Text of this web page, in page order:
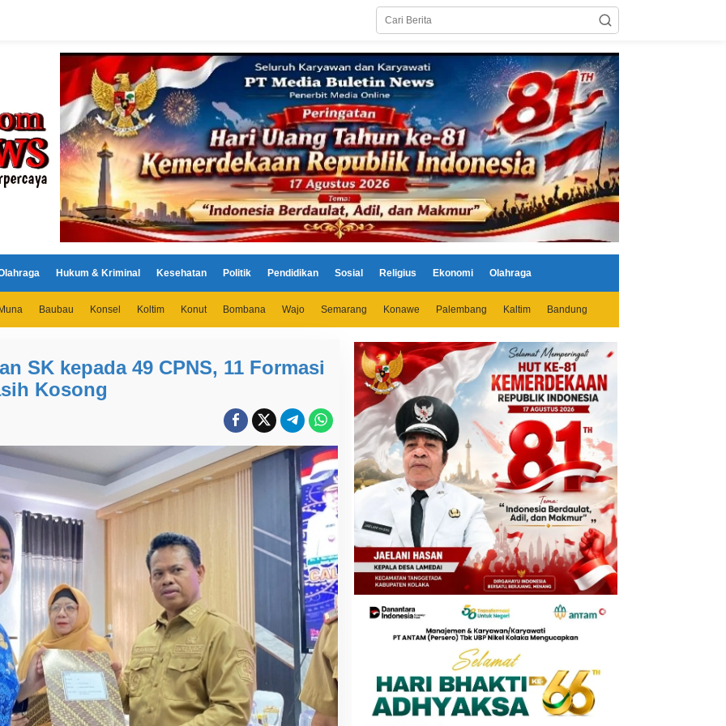
Hukum & Kriminal Kesehatan Politik Pendidikan Sosial Religius Ekonomi Olahraga
Baubau Konsel Koltim Konut Bombana Wajo Semarang Konawe Palembang Kaltim Bandung
SK kepada 49 CPNS, 11 Formasi
Kosong